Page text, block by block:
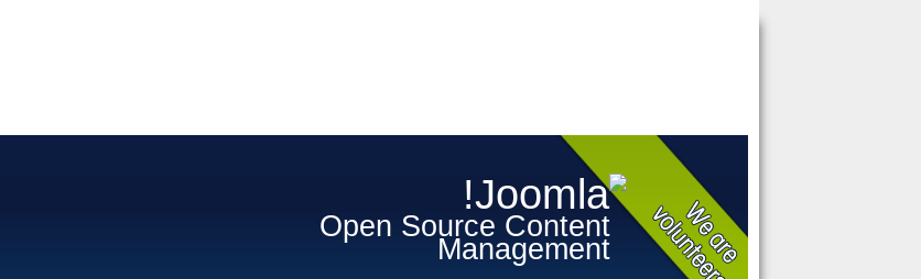
Open Source Content
Management